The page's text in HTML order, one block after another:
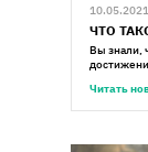
ЧТО
10.05.2021
Вы знали,
Читать